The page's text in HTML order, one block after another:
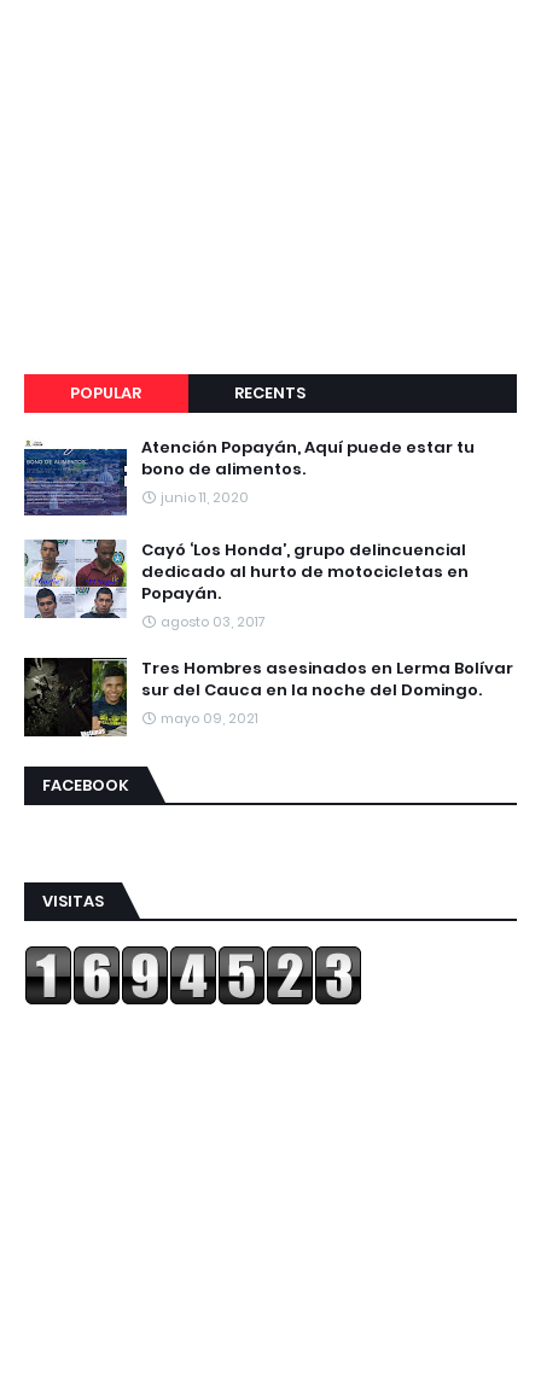
POPULAR RECENTS
Atención Popayán, Aquí puede estar tu
bono de alimentos.
junio 11, 2020
Cayó ‘Los Honda’, grupo delincuencial
dedicado al hurto de motocicletas en
Popayán.
agosto 03, 2017
Tres Hombres asesinados en Lerma Bolívar
sur del Cauca en la noche del Domingo.
mayo 09, 2021
FACEBOOK
VISITAS